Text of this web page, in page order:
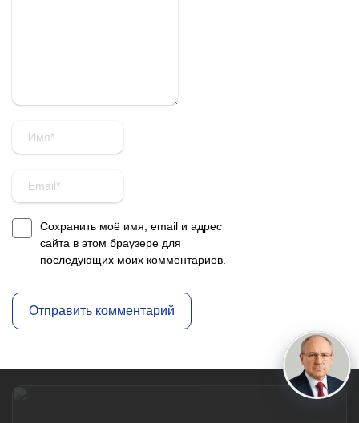
Сохранить моё имя, email и адрес
сайта в этом браузере для
последующих моих комментариев.